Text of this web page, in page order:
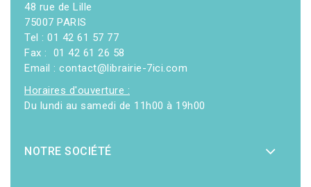
48 rue de Lille
75007 PARIS
Tel : 01 42 61 57 77
Fax : 01 42 61 26 58
Email : contact@librairie-7ici.com
Horaires d'ouverture :
Du lundi au samedi de 11h00 à 19h00
NOTRE SOCIÉTÉ